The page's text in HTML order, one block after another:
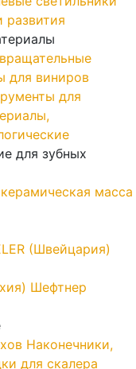
развития
для виниров
для
для зубных
масса
(Швейцария)
Шефтнер
Наконечники,
для скалера